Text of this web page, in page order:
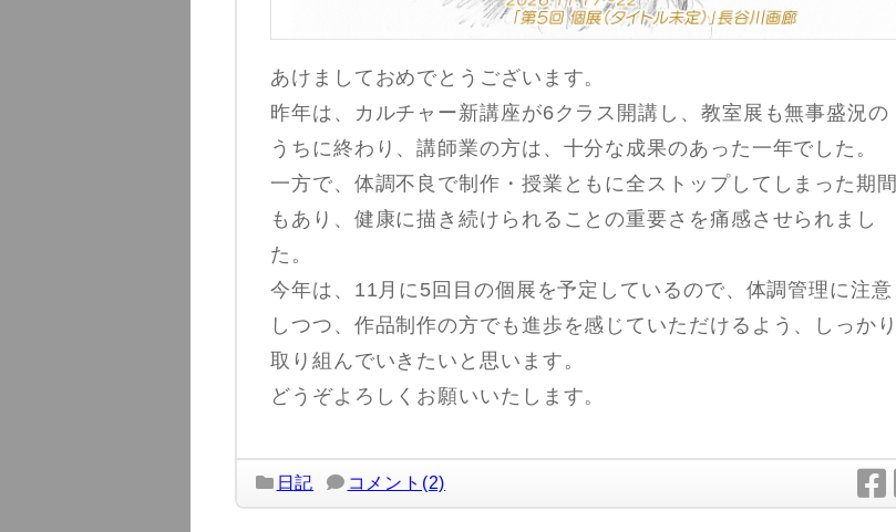
あけましておめでとうございます。
昨年は、カルチャー新講座が6クラス開講し、教室展も無事盛況の
うちに終わり、講師業の方は、十分な成果のあった一年でした。
一方で、体調不良で制作・授業ともに全ストップしてしまった期間
もあり、健康に描き続けられることの重要さを痛感させられまし
た。
今年は、11月に5回目の個展を予定しているので、体調管理に注意
しつつ、作品制作の方でも進歩を感じていただけるよう、しっかり
取り組んでいきたいと思います。
どうぞよろしくお願いいたします。
日記 コメント(2)